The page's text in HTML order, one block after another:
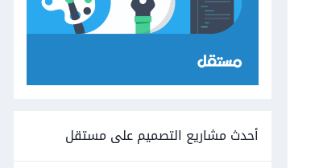
أحدث مشاريع التصميم على مستقل